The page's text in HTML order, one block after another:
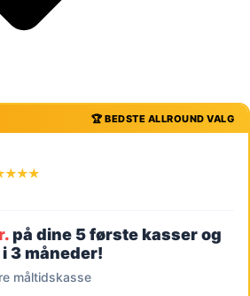
🏆 BEDSTE ALLROUND VALG
på dine 5 første kasser og
3 måneder!
måltidskasse